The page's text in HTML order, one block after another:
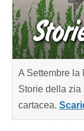
A Settembre la
Storie della zia
cartacea.